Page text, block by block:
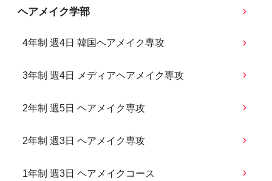
ヘアメイク学部
4年制 週4日 韓国ヘアメイク専攻
3年制 週4日 メディアヘアメイク専攻
2年制 週5日 ヘアメイク専攻
2年制 週3日 ヘアメイク専攻
1年制 週3日 ヘアメイクコース